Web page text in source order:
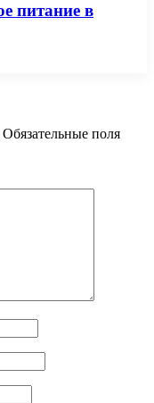
питание в
Обязательные поля